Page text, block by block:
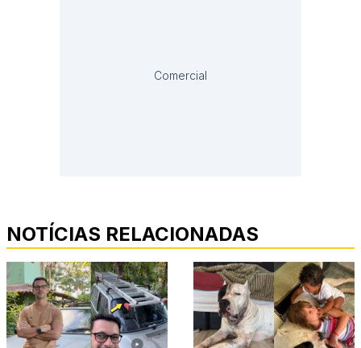
Comercial
NOTÍCIAS RELACIONADAS